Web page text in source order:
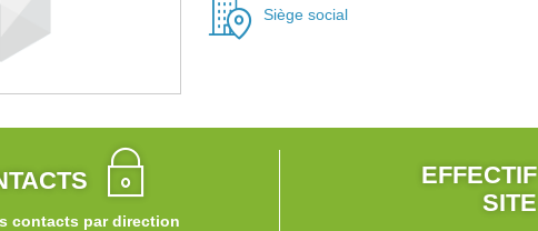
Siège social
contacts par direction
EFFECTIF
SITE